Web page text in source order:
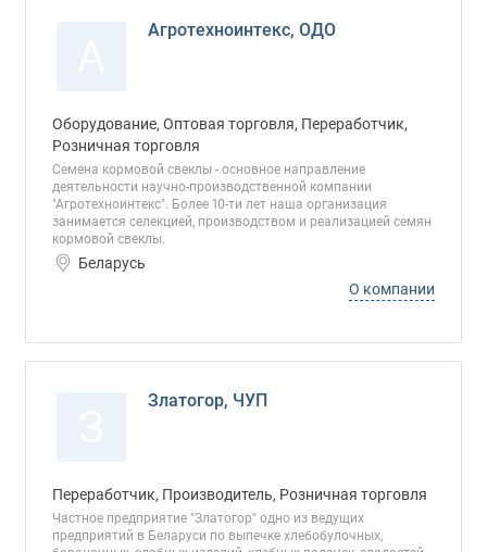
Агротехноинтекс, ОДО
Оборудование, Оптовая торговля, Переработчик,
Розничная торговля
Семена кормовой свеклы - основное направление
деятельности научно-производственной компании
"Агротехноинтекс". Более 10-ти лет наша организация
занимается селекцией, производством и реализацией семян
кормовой свеклы.
Беларусь
О компании
Златогор, ЧУП
Переработчик, Производитель, Розничная торговля
Частное предприятие "Златогор" одно из ведущих
предприятий в Беларуси по выпечке хлебобулочных,